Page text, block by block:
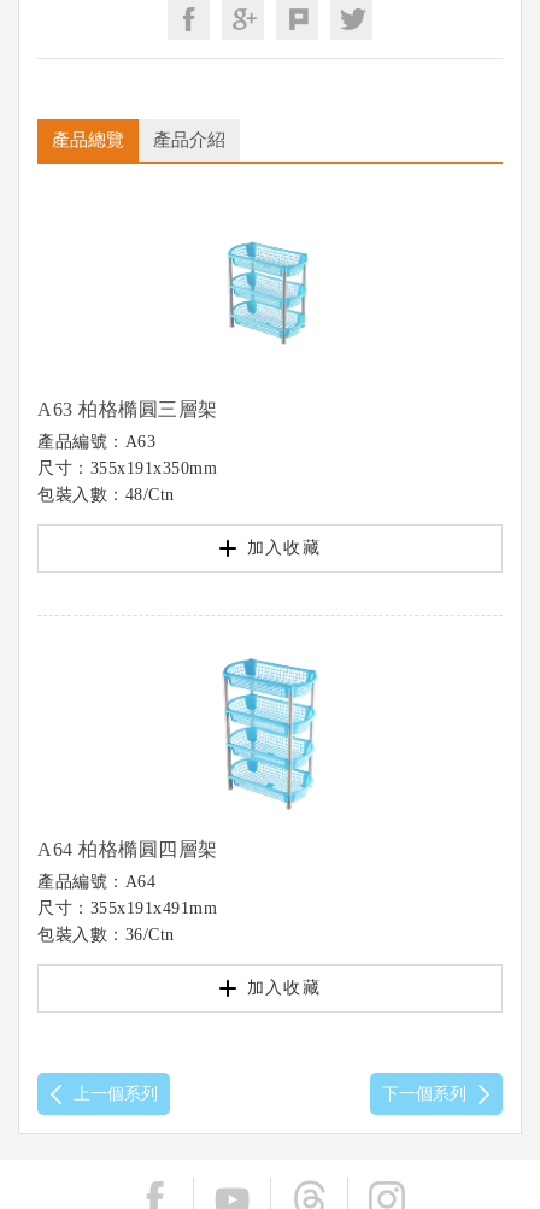
上一個系列 下一個系列
產品總覽 產品介紹
A63 柏格橢圓三層架
產品編號：A63
尺寸：355x191x350mm
包裝入數：48/Ctn
加入收藏
A64 柏格橢圓四層架
產品編號：A64
尺寸：355x191x491mm
包裝入數：36/Ctn
加入收藏